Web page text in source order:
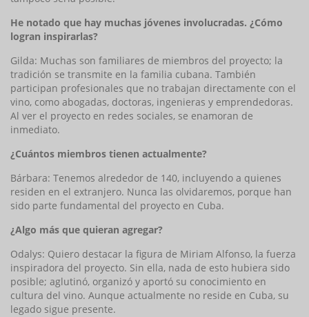
He notado que hay muchas jóvenes involucradas. ¿Cómo
logran inspirarlas?
Gilda: Muchas son familiares de miembros del proyecto; la
tradición se transmite en la familia cubana. También
participan profesionales que no trabajan directamente con el
vino, como abogadas, doctoras, ingenieras y emprendedoras.
Al ver el proyecto en redes sociales, se enamoran de
inmediato.
¿Cuántos miembros tienen actualmente?
Bárbara: Tenemos alrededor de 140, incluyendo a quienes
residen en el extranjero. Nunca las olvidaremos, porque han
sido parte fundamental del proyecto en Cuba.
¿Algo más que quieran agregar?
Odalys: Quiero destacar la figura de Miriam Alfonso, la fuerza
inspiradora del proyecto. Sin ella, nada de esto hubiera sido
posible; aglutinó, organizó y aportó su conocimiento en
cultura del vino. Aunque actualmente no reside en Cuba, su
legado sigue presente.